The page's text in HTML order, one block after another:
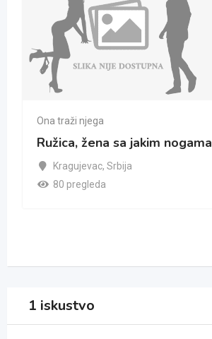
Ona traži njega
Ružica, žena sa jakim nogama
Kragujevac, Srbija
80 pregleda
1 iskustvo